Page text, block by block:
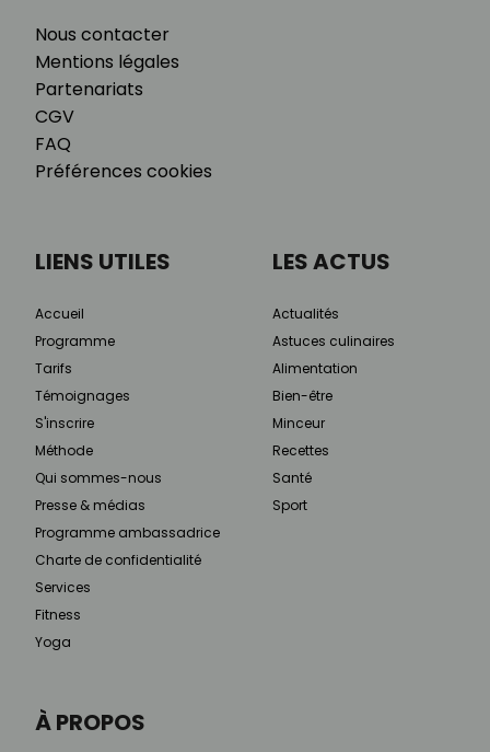
Nous contacter
Mentions légales
Partenariats
CGV
FAQ
Préférences cookies
À PROPOS
LIENS UTILES
Accueil
Programme
Tarifs
Témoignages
S'inscrire
Méthode
Qui sommes-nous
Presse & médias
Programme ambassadrice
Charte de confidentialité
Services
Fitness
Yoga
LES ACTUS
Actualités
Astuces culinaires
Alimentation
Bien-être
Minceur
Recettes
Santé
Sport